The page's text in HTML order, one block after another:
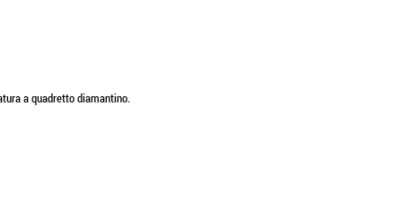
a quadretto diamantino.